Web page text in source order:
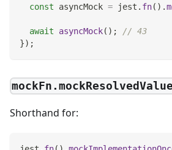
const asyncMock = jest . fn( ) .
await asyncMock( ) ;
// 43
}) ;
Shorthand for: